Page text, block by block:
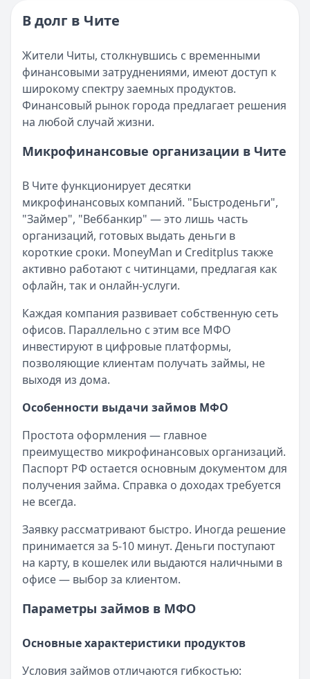
Категория:МФО и микрозаймы
Все статьи
Возврат переплаты в «Займере»: актуальная
Опубликовано:5 декабря 2025 г.
Категория:МФО
Читать новость
Срочный микрозайм 15 000 ₽ на карту: свежая
Кратко:Нужны 15 000 рублей на карту прямо сегодня?
Категория:МФО
Рекордный рост доли клиентов МФО с iPhone: что
Кратко:В III квартале 2025 года владельцы iPhone
Опубликовано:5 декабря 2025 г.
Категория:МФО
Читать новость
57 сервисов микрозаймов через Госуслуги: где
Кратко:Авторизация через Госуслуги ускоряет
Опубликовано:
Категория:
МФО
Читать новость
Смс о «одобренном займе» от Bigmani Ru: как
Пришло СМС об одобрении займа от Bigmani
Опубликовано:23 ноября 2025 г.
Категория:МФО
Все новости
В долг в Чите
Жители Читы, столкнувшись с временными
финансовыми затруднениями, имеют доступ к
широкому спектру заемных продуктов.
Финансовый рынок города предлагает решения
на любой случай жизни.
Микрофинансовые организации в Чите
В Чите функционирует десятки
микрофинансовых компаний. "Быстроденьги",
"Займер", "Веббанкир" — это лишь часть
организаций, готовых выдать деньги в
короткие сроки. MoneyMan и Creditplus также
активно работают с читинцами, предлагая как
офлайн, так и онлайн-услуги.
Каждая компания развивает собственную сеть
офисов. Параллельно с этим все МФО
инвестируют в цифровые платформы,
позволяющие клиентам получать займы, не
выходя из дома.
Особенности выдачи займов МФО
Простота оформления — главное
преимущество микрофинансовых организаций.
Паспорт РФ остается основным документом для
получения займа. Справка о доходах требуется
не всегда.
Заявку рассматривают быстро. Иногда решение
принимается за 5-10 минут. Деньги поступают
на карту, в кошелек или выдаются наличными в
офисе — выбор за клиентом.
Параметры займов в МФО
Основные характеристики продуктов
Условия займов отличаются гибкостью: